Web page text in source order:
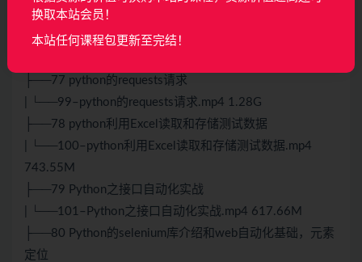
| └──97–Python常用控制流&字典&列表.mp4 1.14G
├──76 Python内置函数&函数的学习
├──77 python的requests请求
| └──99–python的requests请求.mp4 1.28G
├──78 python利用Excel读取和存储测试数据
| └──100–python利用Excel读取和存储测试数据.mp4
743.55M
├──79 Python之接口自动化实战
| └──101–Python之接口自动化实战.mp4 617.66M
├──80 Python的selenium库介绍和web自动化基础，元素
定位
换取本站会员！
本站任何课程包更新至完结！